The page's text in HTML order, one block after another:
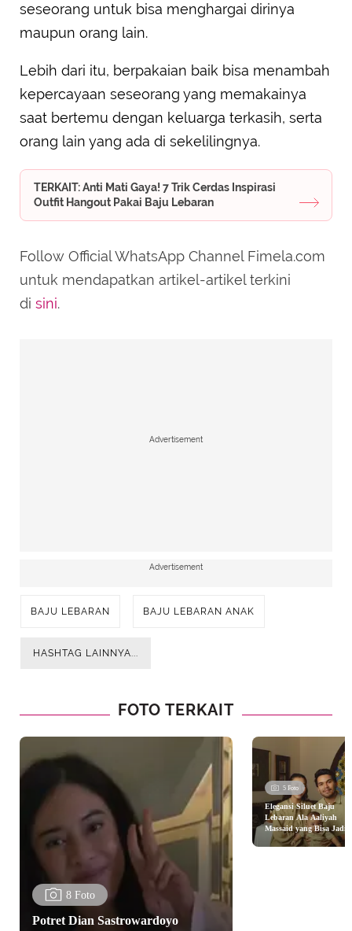
seseorang untuk bisa menghargai dirinya
maupun orang lain.
Lebih dari itu, berpakaian baik bisa menambah
kepercayaan seseorang yang memakainya
saat bertemu dengan keluarga terkasih, serta
orang lain yang ada di sekelilingnya.
TERKAIT: Anti Mati Gaya! 7 Trik Cerdas Inspirasi
Outfit Hangout Pakai Baju Lebaran
Follow Official WhatsApp Channel Fimela.com
untuk mendapatkan artikel-artikel terkini
di sini.
Advertisement
Advertisement
BAJU LEBARAN BAJU LEBARAN ANAK
HASHTAG LAINNYA...
FOTO TERKAIT
8 Foto
Potret Dian Sastrowardoyo
5 Foto
Elegansi Siluet Baju
Lebaran Ala Aaliyah
Massaid yang Bisa Jadi
Inspirasi